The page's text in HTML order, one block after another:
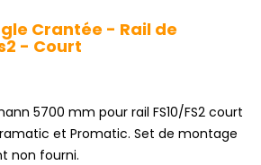
Crantée - Rail de
- Court
5700 mm pour rail FS10/FS2 court
et Promatic. Set de montage
non fourni.